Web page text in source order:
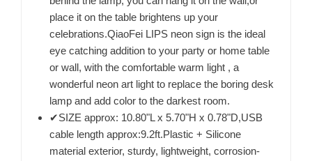
place it on the table brightens up your
celebrations.QiaoFei LIPS neon sign is the ideal
eye catching addition to your party or home table
or wall, with the comfortable warm light , a
wonderful neon art light to replace the boring desk
lamp and add color to the darkest room.
✔SIZE approx: 10.80"L x 5.70"H x 0.78"D,USB
cable length approx:9.2ft.Plastic + Silicone
material exterior, sturdy, lightweight, corrosion-